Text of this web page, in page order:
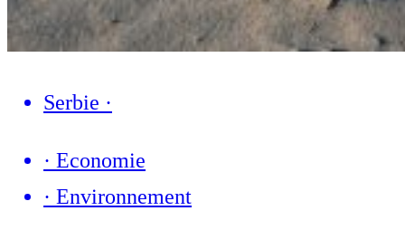
Serbie ·
· Economie
· Environnement